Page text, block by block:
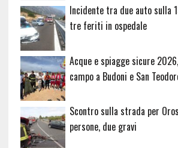
Incidente tra due auto sulla
tre feriti in ospedale
Acque e spiagge sicure
campo a Budoni e San
Scontro sulla strada per
persone, due gravi